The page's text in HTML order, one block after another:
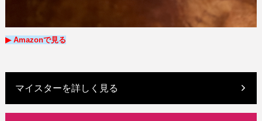
▶︎ Amazonで見る
マイスターを詳しく見る